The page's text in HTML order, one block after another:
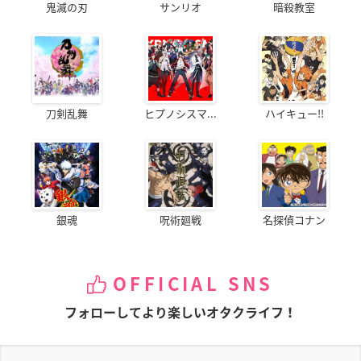
鬼滅の刃 サンリオ 暗殺教室
刀剣乱舞 ヒプノシスマ... ハイキュー!!
銀魂 呪術廻戦 名探偵コナン
OFFICIAL SNS
フォローしてより楽しいオタクライフ！